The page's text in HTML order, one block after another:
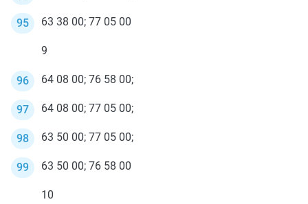
63 38 00; 77 05 00
9
64 08 00; 76 58 00;
64 08 00; 77 05 00;
63 50 00; 77 05 00;
63 50 00; 76 58 00
10